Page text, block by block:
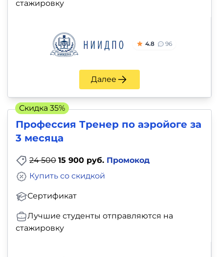
стажировку
4.8 96
Далее
Профессия Тренер по аэройоге за
3 месяца
24 500 15 900 руб. Промокод
Сертификат
Купить со скидкой
Лучшие студенты отправляются на
стажировку
Скидка 35%